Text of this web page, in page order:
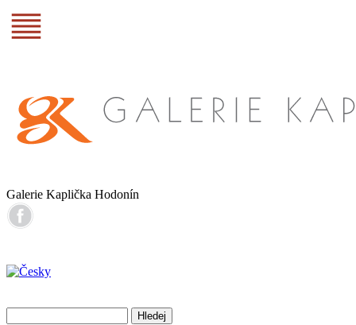
Galerie Kaplička Hodonín